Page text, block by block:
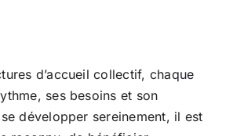
d’accueil collectif, chaque
ses besoins et son
développer sereinement, il est